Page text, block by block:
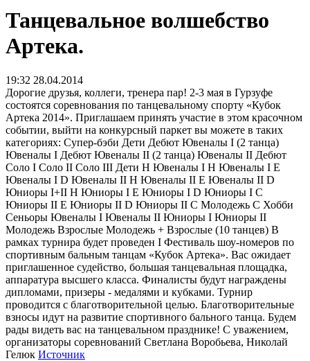
Танцевальное волшебство
Артека.
19:32 28.04.2014
Дорогие друзья, коллеги, тренера пар! 2-3 мая в Гурзуфе
состоятся соревнования по танцевальному спорту «Кубок
Артека 2014». Приглашаем принять участие в этом красочном
событии, выйти на конкурсный паркет вы можете в таких
категориях: Супер-бэби Дети Дебют Ювеналы I (2 танца)
Ювеналы I Дебют Ювеналы II (2 танца) Ювеналы II Дебют
Соло I Соло II Соло III Дети Н Ювеналы I Н Ювеналы I Е
Ювеналы I D Ювеналы II Н Ювеналы II Е Ювеналы II D
Юниоры I+II Н Юниоры I Е Юниоры I D Юниоры I С
Юниоры II Е Юниоры II D Юниоры II С Молодежь С Хобби
Сеньоры Ювеналы I Ювеналы II Юниоры I Юниоры II
Молодежь Взрослые Молодежь + Взрослые (10 танцев) В
рамках турнира будет проведен I Фестиваль шоу-номеров по
спортивным бальным танцам «Кубок Артека». Вас ожидает
приглашенное судейство, большая танцевальная площадка,
аппаратура высшего класса. Финалисты будут награждены
дипломами, призеры - медалями и кубками. Турнир
проводится с благотворительной целью. Благотворительные
взносы идут на развитие спортивного бального танца. Будем
рады видеть вас на танцевальном празднике! С уважением,
организаторы соревнований Светлана Воробьева, Николай
Гелюк Источник